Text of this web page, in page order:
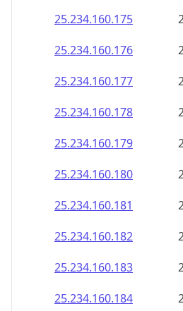
25.234.160.175
25.234.160.176
25.234.160.177
25.234.160.178
25.234.160.179
25.234.160.180
25.234.160.181
25.234.160.182
25.234.160.183
25.234.160.184